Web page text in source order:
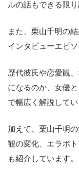
ルの話もできる限
また、栗山千明の
インタビューエピ
歴代彼氏や恋愛観
になるのか、女優
で幅広く解説してい
加えて、栗山千明
観の変化、エラボ
も紹介しています。